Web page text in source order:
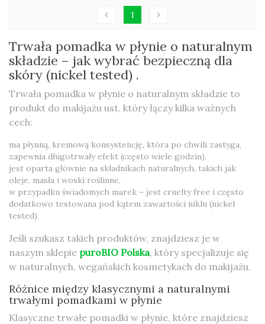
chevron_left 1 chevron_right
Trwała pomadka w płynie o naturalnym
składzie – jak wybrać bezpieczną dla
skóry (nickel tested) .
Trwała pomadka w płynie o naturalnym składzie to
produkt do makijażu ust, który łączy kilka ważnych
cech:
ma płynną, kremową konsystencję, która po chwili zastyga,
zapewnia długotrwały efekt (często wiele godzin),
jest oparta głównie na składnikach naturalnych, takich jak
oleje, masła i woski roślinne,
w przypadku świadomych marek – jest cruelty free i często
dodatkowo testowana pod kątem zawartości niklu (nickel
tested).
Jeśli szukasz takich produktów, znajdziesz je w
naszym sklepie puroBIO Polska, który specjalizuje się
w naturalnych, wegańskich kosmetykach do makijażu.
Różnice między klasycznymi a naturalnymi
trwałymi pomadkami w płynie
Klasyczne trwałe pomadki w płynie, które znajdziesz